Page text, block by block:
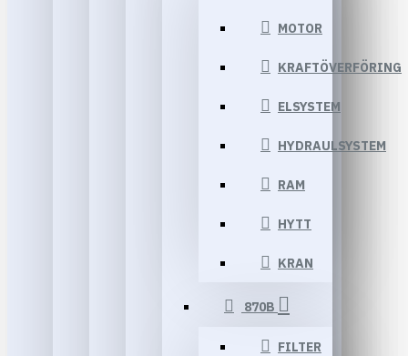
MOTOR
KRAFTÖVERFÖRING
ELSYSTEM
HYDRAULSYSTEM
RAM
HYTT
KRAN
870B
FILTER